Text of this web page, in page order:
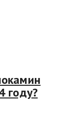
году?